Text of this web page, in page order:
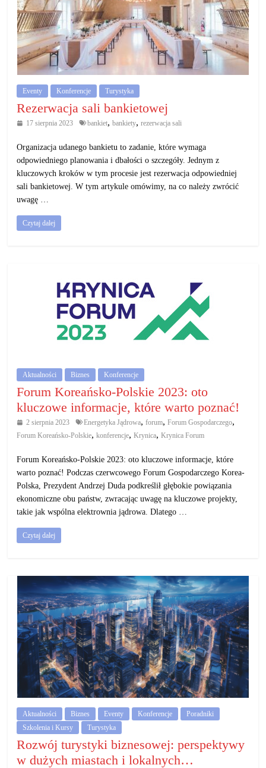
Eventy Konferencje Turystyka
Rezerwacja sali bankietowej
17 sierpnia 2023 bankiet, bankiety, rezerwacja sali
Organizacja udanego bankietu to zadanie, które wymaga
odpowiedniego planowania i dbałości o szczegóły. Jednym z
kluczowych kroków w tym procesie jest rezerwacja odpowiedniej
sali bankietowej. W tym artykule omówimy, na co należy zwrócić
uwagę …
Czytaj dalej
Aktualności Biznes Konferencje
Forum Koreańsko-Polskie 2023: oto
kluczowe informacje, które warto poznać!
2 sierpnia 2023 Energetyka Jądrowa, forum, Forum Gospodarczego,
Forum Koreańsko-Polskie,konferencje,Krynica,Krynica Forum
Forum Koreańsko-Polskie 2023: oto kluczowe informacje, które
warto poznać! Podczas czerwcowego Forum Gospodarczego Korea-
Polska, Prezydent Andrzej Duda podkreślił głębokie powiązania
ekonomiczne obu państw, zwracając uwagę na kluczowe projekty,
takie jak wspólna elektrownia jądrowa. Dlatego …
Czytaj dalej
Aktualności Biznes Eventy Konferencje
Poradniki
Szkolenia i Kursy
Turystyka
Rozwój turystyki biznesowej: perspektywy
w dużych miastach i lokalnych…